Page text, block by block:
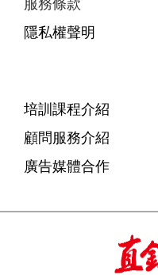
服務條款
隱私權聲明
培訓課程介紹
顧問服務介紹
廣告媒體合作